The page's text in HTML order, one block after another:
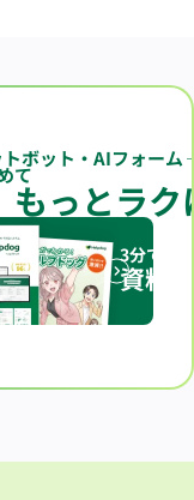
ボット・AIフォー
て
もっとラ
3分でわ
資料